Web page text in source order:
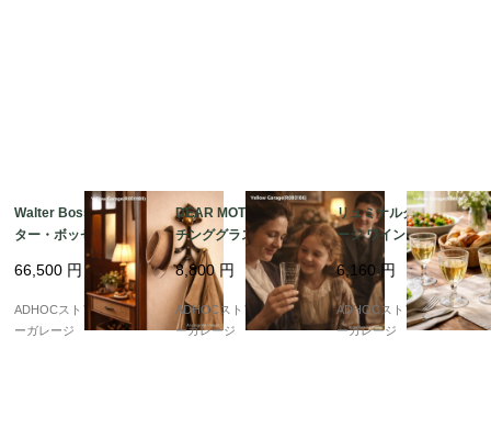
Walter Bosse（ウォル
ター・ボッセ） 猿モチ
ーフ 真鍮製ウォールフ
ック／コートハンガー
— ユーモアと機能美が
融合したミッドセンチ
66,500 円
ADHOCストア・イエロ
ーガレージ
DEAR MOTHER エッ
チンググラス — “LIZZI
E”の名を刻んだ、静か
な想いのヴィンテージ
—
8,800円
ADHOCストア・イエロ
ーガレージ
リュミナルク ヴィンテ
ージ ワイングラス 6客
セット — フランスのガ
ラス美が息づく、コン
パクトな名作 —
6,160円
ADHOCストア・イエロ
ーガレージ